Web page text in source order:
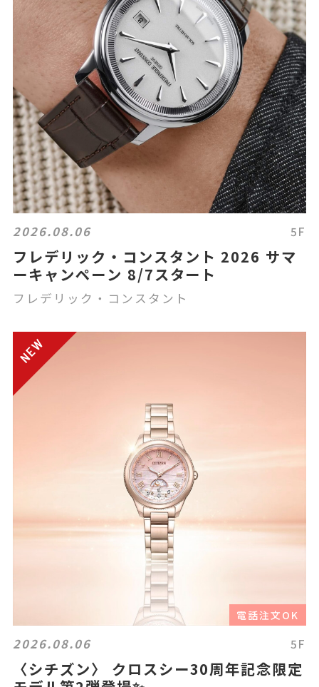
2026.08.06 5F
フレデリック・コンスタント 2026 サマ
ーキャンペーン 8/7スタート
フレデリック・コンスタント
電話注文OK
2026.08.06 5F
〈シチズン〉 クロスシー30周年記念限定